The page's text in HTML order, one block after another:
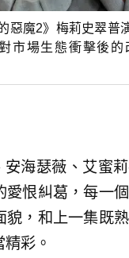
惡魔2》梅莉史翠普
市場生態衝擊後的
海瑟薇、艾蜜
愛恨糾葛，每一
貌，和上一集既
彩。